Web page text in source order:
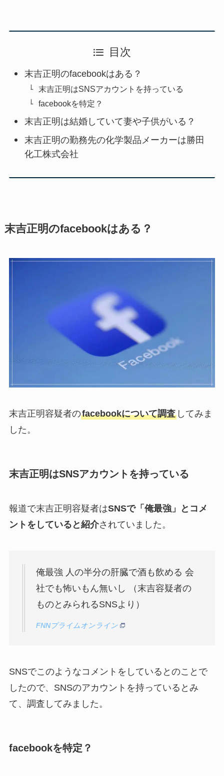
目次
末吉正明のfacebookはある？
末吉正明はSNSアカウントを持っている
facebookを特定？
末吉正明は結婚していて妻や子供がいる？
末吉正明の勤務先の化学製品メーカーは勝田
化工株式会社
末吉正明のfacebookはある？
末吉正明容疑者のfacebookについて調査してみま
した。
末吉正明はSNSアカウントを持っている
報道で末吉正明容疑者はSNSで「俺最強」とコメ
ントをしていると紹介されていました。
俺最強 人の半分の肝臓で酒も飲める 会
社でも怖いもん無いし （末吉容疑者の
ものとみられるSNSより）
FNNプライムオンライン
SNSでこのようなコメントをしているとのことで
したので、SNSのアカウントを持っているとみ
て、調査してみました。
facebookを特定？